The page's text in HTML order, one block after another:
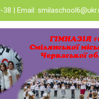
| Email: